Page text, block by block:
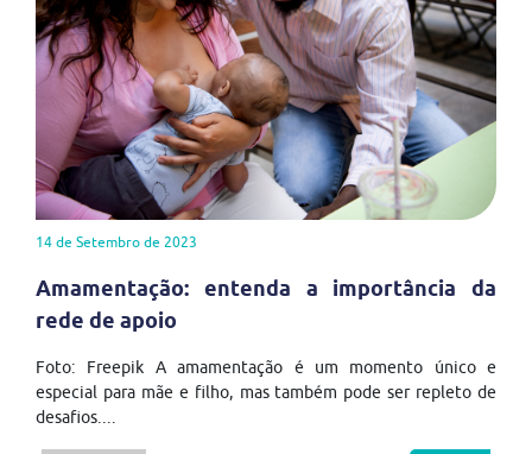
14 de Setembro de 2023
Amamentação: entenda a importância da
rede de apoio
Foto: Freepik A amamentação é um momento único e
especial para mãe e filho, mas também pode ser repleto de
desafios....